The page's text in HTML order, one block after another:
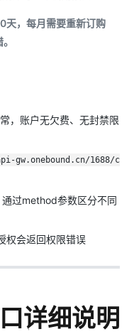
天，每月需要重新订购
，账户无欠费、无封禁限
gw.onebound.cn/1688/c
过method参数区分不同
权会返回权限错误
详细说明